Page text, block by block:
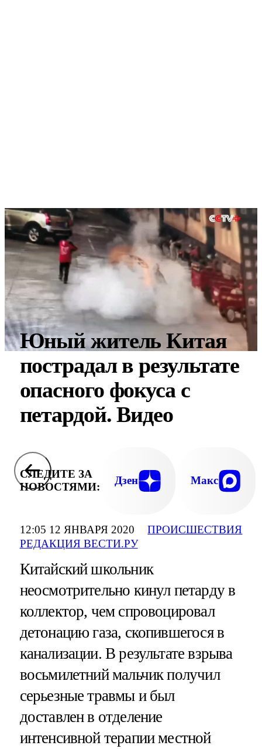
12:05 12 ЯНВАРЯ 2020
РЕДАКЦИЯ ВЕСТИ.РУ
ПРОИСШЕСТВИЯ
Юный житель Китая
пострадал в результате
опасного фокуса с
петардой. Видео
СЛЕДИТЕ ЗА
НОВОСТЯМИ:
Дзен Макс
Китайский школьник
неосмотрительно кинул петарду в
коллектор, чем спровоцировал
детонацию газа, скопившегося в
канализации. В результате взрыва
восьмилетний мальчик получил
серьезные травмы и был
доставлен в отделение
интенсивной терапии местной